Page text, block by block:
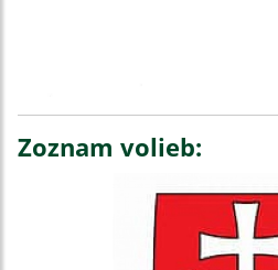
Zoznam volieb: